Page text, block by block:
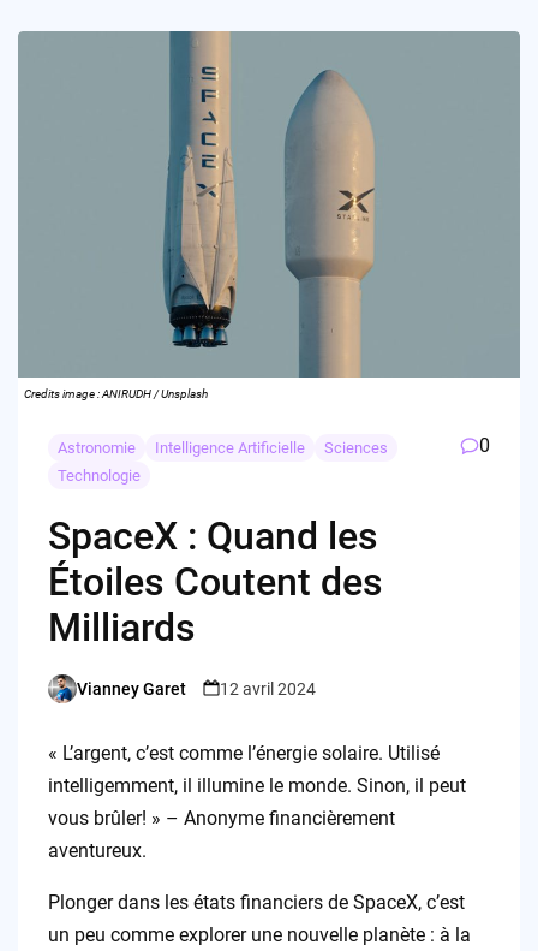
Credits image : ANIRUDH / Unsplash
Astronomie Intelligence Artificielle
Sciences
Technologie
0
SpaceX : Quand les
Étoiles Coutent des
Milliards
Posted
Vianney Garet 12 avril 2024
« L’argent, c’est comme l’énergie solaire. Utilisé
intelligemment, il illumine le monde. Sinon, il peut
vous brûler! » – Anonyme financièrement
aventureux.
Plonger dans les états financiers de SpaceX, c’est
un peu comme explorer une nouvelle planète : à la